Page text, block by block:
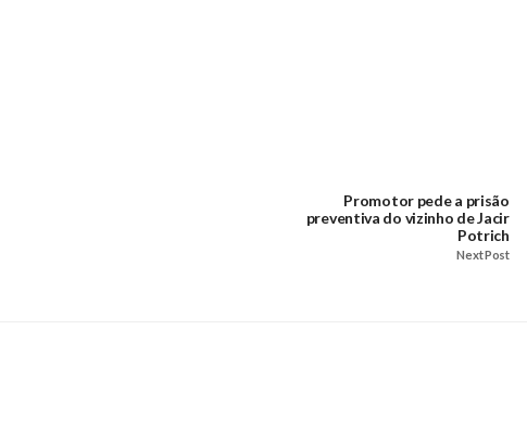
Promotor pede a prisão
preventiva do vizinho de Jacir
Potrich
Next Post